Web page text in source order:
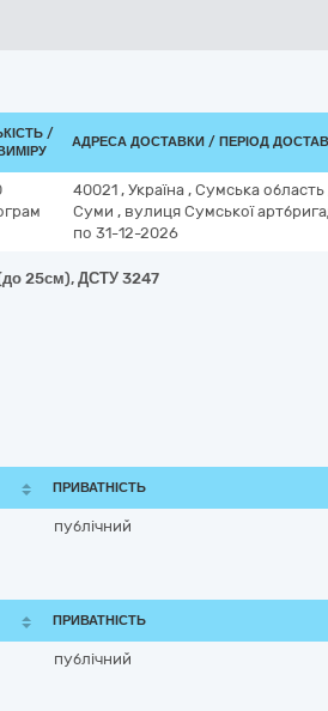
/
АДРЕСА ДОСТАВКИ / ПЕРІОД
40021 , Україна , Сумська область
Суми , вулиця Сумської
по 31-12-2026
(до 25см), ДСТУ 3247
ПРИВАТНІСТЬ
публічний
ПРИВАТНІСТЬ
публічний